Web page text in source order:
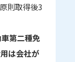
則取得後3
第二種免
は会社が